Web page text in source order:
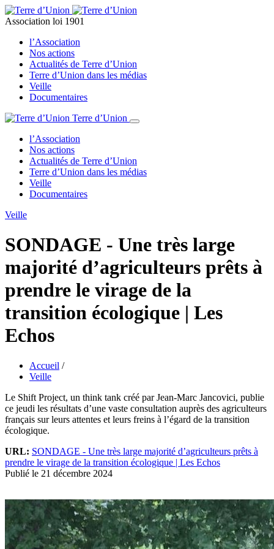
Association loi 1901
l’Association
Nos actions
Actualités de Terre d’Union
Terre d’Union dans les médias
Veille
Documentaires
Terre d’Union
l’Association
Nos actions
Actualités de Terre d’Union
Terre d’Union dans les médias
Veille
Documentaires
Veille
SONDAGE - Une très large
majorité d’agriculteurs prêts à
prendre le virage de la
transition écologique | Les
Echos
Accueil /
Veille
Le Shift Project, un think tank créé par Jean-Marc Jancovici, publie
ce jeudi les résultats d’une vaste consultation auprès des agriculteurs
français sur leurs attentes et leurs freins à l’égard de la transition
écologique.
URL: SONDAGE - Une très large majorité d’agriculteurs prêts à
prendre le virage de la transition écologique | Les Echos
Publié le 21 décembre 2024